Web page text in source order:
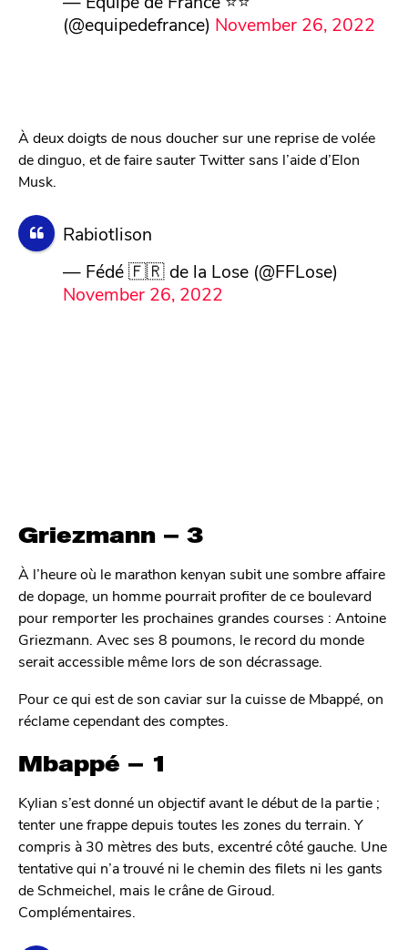
(@equipedefrance) November 26, 2022
À deux doigts de nous doucher sur une reprise de volée
de dinguo, et de faire sauter Twitter sans l’aide d’Elon
Musk.
Rabiotlison
— Fédé 🇫🇷 de la Lose (@FFLose)
November 26, 2022
Griezmann – 3
À l’heure où le marathon kenyan subit une sombre affaire
de dopage, un homme pourrait profiter de ce boulevard
pour remporter les prochaines grandes courses : Antoine
Griezmann. Avec ses 8 poumons, le record du monde
serait accessible même lors de son décrassage.
Pour ce qui est de son caviar sur la cuisse de Mbappé, on
réclame cependant des comptes.
Mbappé – 1
Kylian s’est donné un objectif avant le début de la partie ;
tenter une frappe depuis toutes les zones du terrain. Y
compris à 30 mètres des buts, excentré côté gauche. Une
tentative qui n’a trouvé ni le chemin des filets ni les gants
de Schmeichel, mais le crâne de Giroud.
Complémentaires.